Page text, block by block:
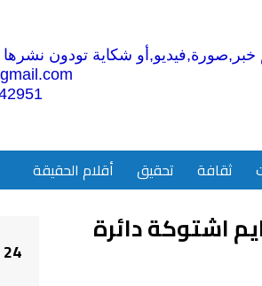
خبر,صورة,فيديو,أو شكاية تودون نشرها
ثقافة تحقيق أقلام الحقيقة
اشتوكة دائرة
24 ساعة